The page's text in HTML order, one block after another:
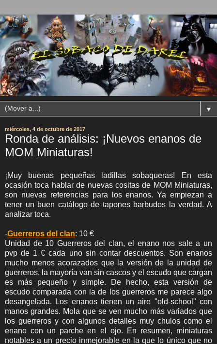
▼
miércoles, 4 de octubre de 2017
Ronda de análisis: ¡Nuevos enanos de
MOM Miniaturas!
¡Muy buenas pequeñas ladillas sobaqueras! En esta
ocasión toca hablar de nuevas cositas de MOM Miniaturas,
son nuevas referencias para los enanos. Ya empiezan a
tener un buen catálogo de tapones barbudos la verdad. A
analizar toca.
-Guerreros del clan: 10 €
Unidad de 10 Guerreros del clan, el enano nos sale a un
pvp de 1 € cada uno sin contar descuentos. Son enanos
mucho menos acorazados que la versión de la unidad de
guerreros, la mayoría van sin cascos y el escudo que cargan
es más pequeño y simple. De hecho, esta versión de
escudo comparada con la de los guerreros me parece algo
desangelada. Los enanos tienen un aire "old-school" con
manos grandes. Mola que se ven mucho más variados que
los guerreros y con algunos detalles muy chulos como el
enano con un parche en el ojo. En resumen, miniaturas
notables a un precio inmejorable en la que lo único que no